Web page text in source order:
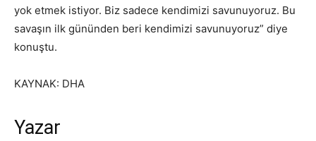
yok etmek istiyor. Biz sadece kendimizi savunuyoruz. Bu
savaşın ilk gününden beri kendimizi savunuyoruz” diye
konuştu.
KAYNAK: DHA
Yazar